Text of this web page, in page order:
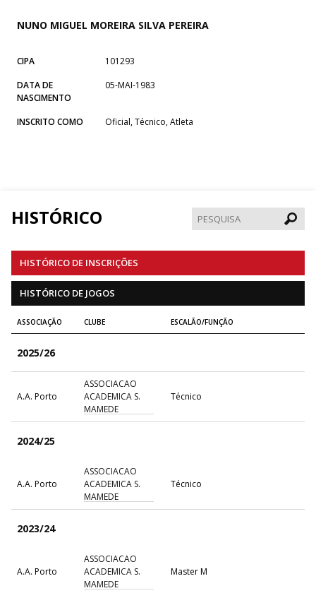
NUNO MIGUEL MOREIRA SILVA PEREIRA
CIPA
101293
DATA DE
NASCIMENTO
05-MAI-1983
INSCRITO COMO Oficial, Técnico, Atleta
HISTÓRICO
HISTÓRICO DE INSCRIÇÕES
HISTÓRICO DE JOGOS
ASSOCIAÇÃO CLUBE ESCALÃO/FUNÇÃO
2025/26
A.A. Porto
ASSOCIACAO
ACADEMICA S.
MAMEDE
Técnico
2024/25
A.A. Porto
ASSOCIACAO
ACADEMICA S.
MAMEDE
Técnico
2023/24
A.A. Porto
ASSOCIACAO
ACADEMICA S.
MAMEDE
Master M